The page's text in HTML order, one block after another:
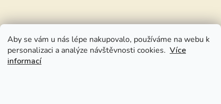
Aby se vám u nás lépe nakupovalo, používáme na webu k
personalizaci a analýze návštěvnosti cookies. Více
informací